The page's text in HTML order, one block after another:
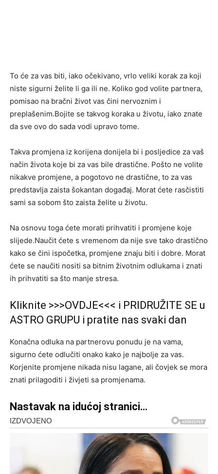
To će za vas biti, iako očekivano, vrlo veliki korak za koji
niste sigurni želite li ga ili ne. Koliko god volite partnera,
pomisao na bračni život vas čini nervoznim i
preplašenim.Bojite se takvog koraka u životu, iako znate
da sve ovo do sada vodi upravo tome.
Takva promjena iz korijena donijela bi i posljedice za vaš
način života koje bi za vas bile drastične. Pošto ne volite
nikakve promjene, a pogotovo ne drastične, to za vas
predstavlja zaista šokantan događaj. Morat ćete rasčistiti
sami sa sobom što zaista želite u životu.
Na osnovu toga ćete morati prihvatiti i promjene koje
slijede.Naučit ćete s vremenom da nije sve tako drastično
kako se čini ispočetka, promjene znaju biti i dobre. Morat
ćete se naučiti nositi sa bitnim životnim odlukama i znati
ih prihvatiti sa što manje stresa.
Kliknite >>>OVDJE<<< i PRIDRUŽITE SE u
ASTRO GRUPU i pratite nas svaki dan
Konačna odluka na partnerovu ponudu je na vama,
sigurno ćete odlučiti onako kako je najbolje za vas.
Korjenite promjene nikada nisu lagane, ali čovjek se mora
znati prilagoditi i živjeti sa promjenama.
Nastavak na idućoj stranici…